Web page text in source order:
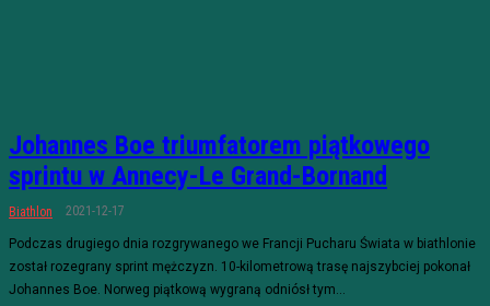
Johannes Boe triumfatorem piątkowego
sprintu w Annecy-Le Grand-Bornand
Biathlon 2021-12-17
Podczas drugiego dnia rozgrywanego we Francji Pucharu Świata w biathlonie
został rozegrany sprint mężczyzn. 10-kilometrową trasę najszybciej pokonał
Johannes Boe. Norweg piątkową wygraną odniósł tym...